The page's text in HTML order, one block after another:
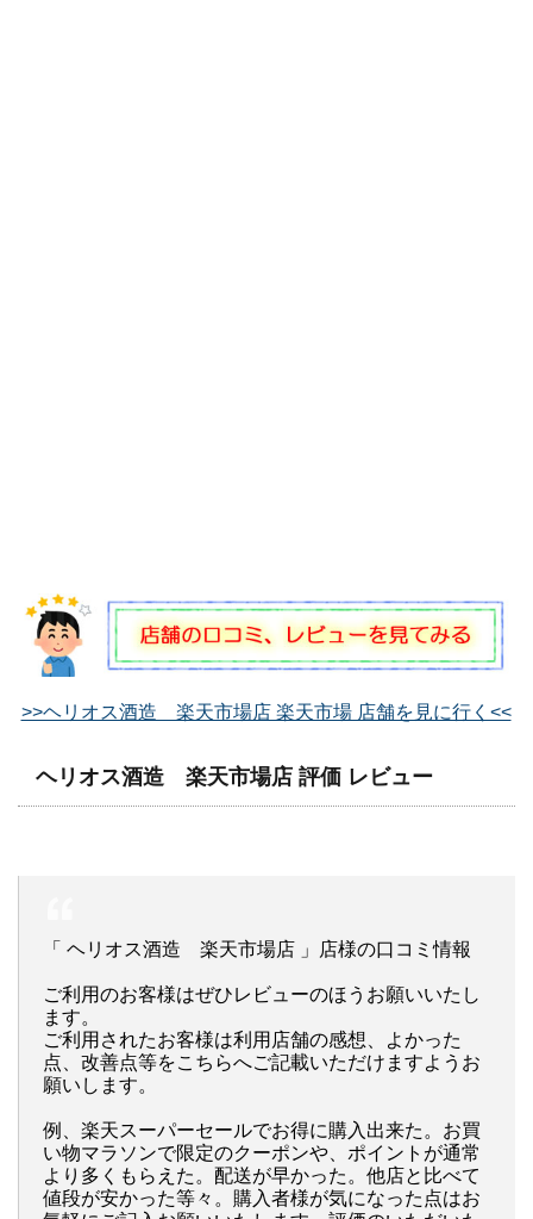
>>ヘリオス酒造 楽天市場店 楽天市場 店舗を見に行く<<
ヘリオス酒造 楽天市場店 評価 レビュー
「 ヘリオス酒造 楽天市場店 」店様の口コミ情報
ご利用のお客様はぜひレビューのほうお願いいたし
ます。
ご利用されたお客様は利用店舗の感想、よかった
点、改善点等をこちらへご記載いただけますようお
願いします。
例、楽天スーパーセールでお得に購入出来た。お買
い物マラソンで限定のクーポンや、ポイントが通常
より多くもらえた。配送が早かった。他店と比べて
値段が安かった等々。購入者様が気になった点はお